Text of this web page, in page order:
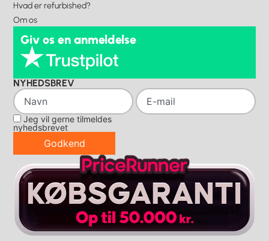
Hvad er refurbished?
Om os
Giv os en anmeldelse
NYHEDSBREV
Jeg vil gerne tilmeldes
nyhedsbrevet
Godkend